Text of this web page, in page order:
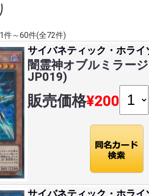
件～60件(全72件)
サイバネティック・ホライ
闇霊神オブルミラー
JP019)
販売価格¥200
サイバネティック・ホライ